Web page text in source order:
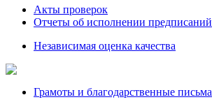
Акты проверок
Отчеты об исполнении предписаний
Независимая оценка качества
Грамоты и благодарственные письма